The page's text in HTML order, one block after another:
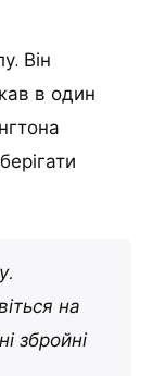
Він
в один
на
збройні